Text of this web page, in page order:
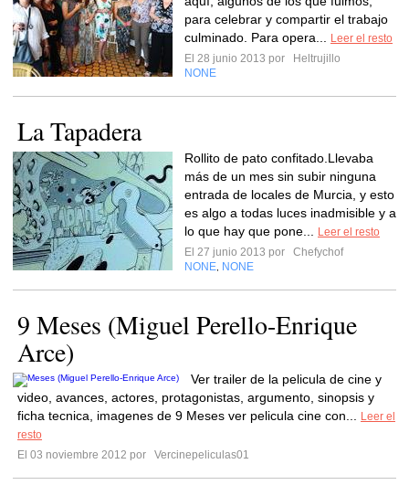
para celebrar y compartir el trabajo
culminado. Para opera...
Leer el resto
El 28 junio 2013 por
Heltrujillo
NONE
La Tapadera
Rollito de pato confitado.Llevaba
más de un mes sin subir ninguna
entrada de locales de Murcia, y esto
es algo a todas luces inadmisible y a
lo que hay que pone...
Leer el resto
El 27 junio 2013 por
Chefychof
NONE NONE
9 Meses (Miguel Perello-Enrique
Arce)
Ver trailer de la pelicula de cine y
video, avances, actores, protagonistas, argumento, sinopsis y
ficha tecnica, imagenes de 9 Meses ver pelicula cine con...
Leer el
resto
El 03 noviembre 2012 por
Vercinepeliculas01